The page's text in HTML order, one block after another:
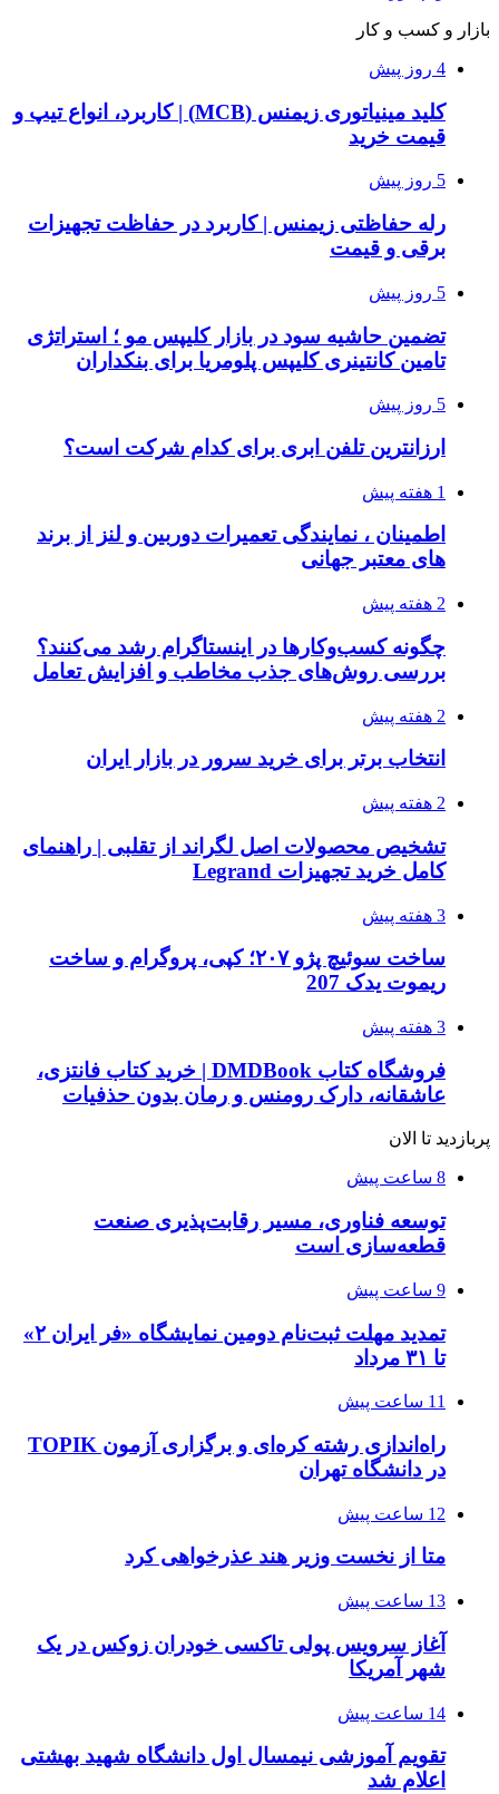
بازار و کسب و کار
4 روز پیش
کلید مینیاتوری زیمنس (MCB) | کاربرد، انواع تیپ و
قیمت خرید
5 روز پیش
رله حفاظتی زیمنس | کاربرد در حفاظت تجهیزات
برقی و قیمت
5 روز پیش
تضمین حاشیه سود در بازار کلیپس مو ؛ استراتژی
تامین کانتینری کلیپس پلومریا برای بنکداران
5 روز پیش
ارزانترین تلفن ابری برای کدام شرکت است؟
1 هفته پیش
اطمینان ، نمایندگی تعمیرات دوربین و لنز از برند
های معتبر جهانی
2 هفته پیش
چگونه کسب‌وکارها در اینستاگرام رشد می‌کنند؟
بررسی روش‌های جذب مخاطب و افزایش تعامل
2 هفته پیش
انتخاب برتر برای خرید سرور در بازار ایران
2 هفته پیش
تشخیص محصولات اصل لگراند از تقلبی | راهنمای
کامل خرید تجهیزات Legrand
3 هفته پیش
ساخت سوئیچ پژو ۲۰۷؛ کپی، پروگرام و ساخت
ریموت یدک 207
3 هفته پیش
فروشگاه کتاب DMDBook | خرید کتاب فانتزی،
عاشقانه، دارک رومنس و رمان بدون حذفیات
پربازدید تا الان
8 ساعت پیش
توسعه فناوری، مسیر رقابت‌پذیری صنعت
قطعه‌سازی است
9 ساعت پیش
تمدید مهلت ثبت‌نام دومین نمایشگاه «فر ایران ۲»
تا ۳۱ مرداد
11 ساعت پیش
راه‌اندازی رشته کره‌ای و برگزاری آزمون TOPIK
در دانشگاه تهران
12 ساعت پیش
متا از نخست وزیر هند عذرخواهی کرد
13 ساعت پیش
آغاز سرویس پولی تاکسی خودران زوکس در یک
شهر آمریکا
14 ساعت پیش
تقویم آموزشی نیمسال اول دانشگاه شهید بهشتی
اعلام شد